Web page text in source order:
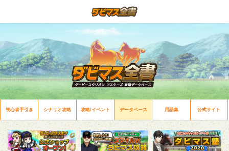
初心者手引き シナリオ攻略 攻略/イベント データベース 用語集 公式サイト